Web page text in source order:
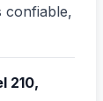
confiable,
210,